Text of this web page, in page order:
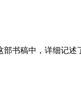
书稿中，详细记